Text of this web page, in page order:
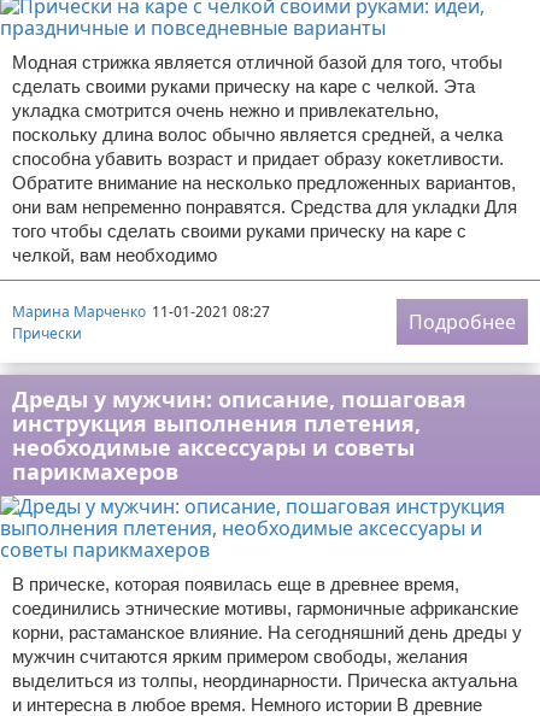
Модная стрижка является отличной базой для того, чтобы
сделать своими руками прическу на каре с челкой. Эта
укладка смотрится очень нежно и привлекательно,
поскольку длина волос обычно является средней, а челка
способна убавить возраст и придает образу кокетливости.
Обратите внимание на несколько предложенных вариантов,
они вам непременно понравятся. Средства для укладки Для
того чтобы сделать своими руками прическу на каре с
челкой, вам необходимо
Марина Марченко 11-01-2021 08:27
Прически
Подробнее
Дреды у мужчин: описание, пошаговая
инструкция выполнения плетения,
необходимые аксессуары и советы
парикмахеров
В прическе, которая появилась еще в древнее время,
соединились этнические мотивы, гармоничные африканские
корни, растаманское влияние. На сегодняшний день дреды у
мужчин считаются ярким примером свободы, желания
выделиться из толпы, неординарности. Прическа актуальна
и интересна в любое время. Немного истории В древние